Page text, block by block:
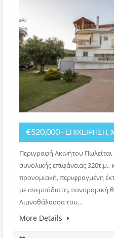
€520,000 -
Περιγραφή Ακινήτου
συνολικής επιφάνειας
προνομιακή, περιφραγμένη
με ανεμπόδιστη, πανοραμική
Λιμνοθάλασσα του…
More Details